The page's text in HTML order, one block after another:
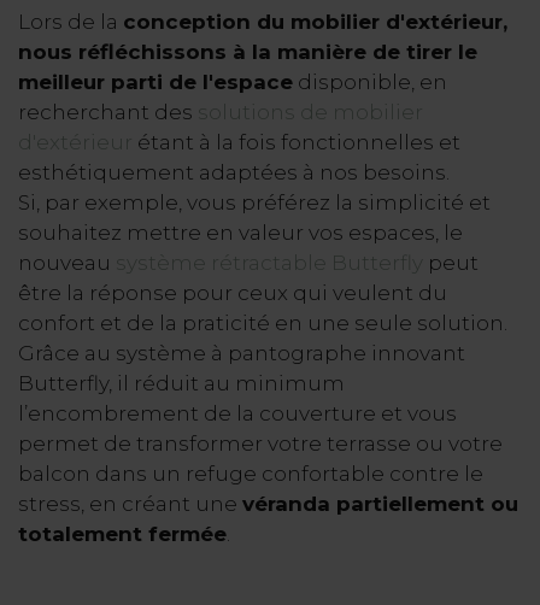
Lors de la conception du mobilier d'extérieur,
nous réfléchissons à la manière de tirer le
meilleur parti de l'espace disponible, en
recherchant des
solutions de mobilier
d'extérieur étant à la fois fonctionnelles et
esthétiquement adaptées à nos besoins.
Si, par exemple, vous préférez la simplicité et
souhaitez mettre en valeur vos espaces, le
nouveau
système rétractable Butterfly
peut
être la réponse pour ceux qui veulent du
confort et de la praticité en une seule solution.
Grâce au système à pantographe innovant
Butterfly, il réduit au minimum
l’encombrement de la couverture et vous
permet de transformer votre terrasse ou votre
balcon dans un refuge confortable contre le
stress, en créant une véranda partiellement ou
totalement fermée